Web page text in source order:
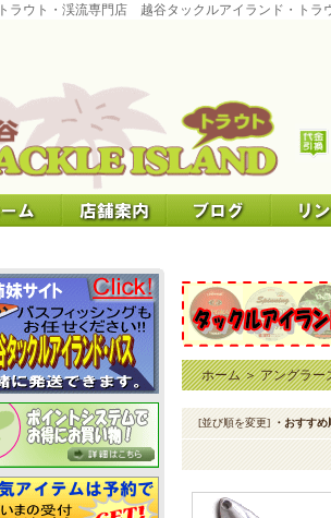
ラウト・渓流専門店 越谷タックルアイランド・トラ
ホーム＞アングラー
[並び順を変更] ・おすすめ